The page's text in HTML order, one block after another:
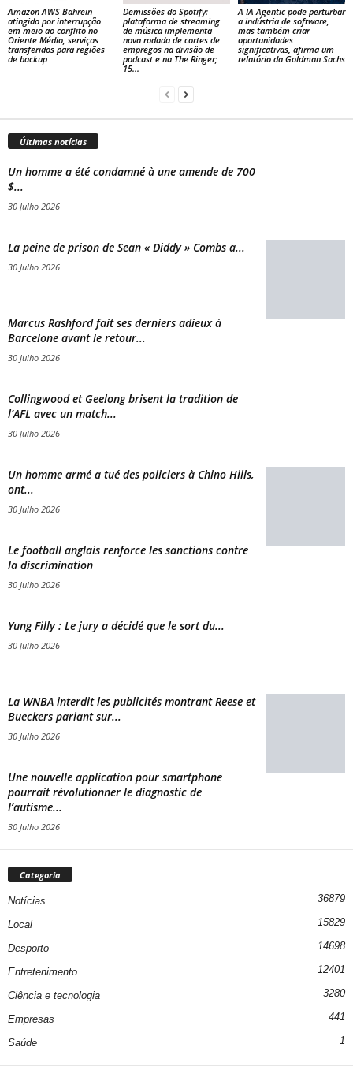
Amazon AWS Bahrein
atingido por interrupção
em meio ao conflito no
Oriente Médio, serviços
transferidos para regiões
de backup
Demissões do Spotify:
plataforma de streaming
de música implementa
nova rodada de cortes de
empregos na divisão de
podcast e na The Ringer;
15...
A IA Agentic pode perturbar
a indústria de software,
mas também criar
oportunidades
significativas, afirma um
relatório da Goldman Sachs
Últimas notícias
Un homme a été condamné à une amende de 700
$...
30 Julho 2026
La peine de prison de Sean « Diddy » Combs a...
30 Julho 2026
Marcus Rashford fait ses derniers adieux à
Barcelone avant le retour...
30 Julho 2026
Collingwood et Geelong brisent la tradition de
l’AFL avec un match...
30 Julho 2026
Un homme armé a tué des policiers à Chino Hills,
ont...
30 Julho 2026
Le football anglais renforce les sanctions contre
la discrimination
30 Julho 2026
Yung Filly : Le jury a décidé que le sort du...
30 Julho 2026
La WNBA interdit les publicités montrant Reese et
Bueckers pariant sur...
30 Julho 2026
Une nouvelle application pour smartphone
pourrait révolutionner le diagnostic de
l’autisme...
30 Julho 2026
Categoria
Notícias 36879
Local 15829
Desporto 14698
Entretenimento 12401
Ciência e tecnologia 3280
Empresas 441
Saúde 1